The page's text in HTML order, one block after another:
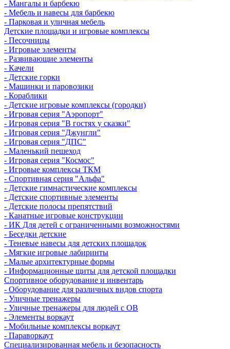
- Мангалы и барбекю
- Мебель и навесы для барбекю
- Парковая и уличная мебель
Детские площадки и игровые комплексы
- Песочницы
- Игровые элементы
- Развивающие элементы
- Качели
- Детские горки
- Машинки и паровозики
- Кораблики
- Детские игровые комплексы (городки)
- Игровая серия "Аэропорт"
- Игровая серия "В гостях у сказки"
- Игровая серия "Джунгли"
- Игровая серия "ДПС"
- Маленький пешеход
- Игровая серия "Космос"
- Игровые комплексы ТКМ
- Спортивная серия "Альфа"
- Детские гимнастические комплексы
- Детские спортивные элементы
- Детские полосы препятствий
- Канатные игровые конструкции
- ИК Для детей с ограниченными возможностями
- Беседки детские
- Теневые навесы для детских площадок
- Мягкие игровые лабиринты
- Малые архитектурные формы
- Информационные щиты для детской площадки
Спортивное оборудование и инвентарь
- Оборудование для различных видов спорта
- Уличные тренажеры
- Уличные тренажеры для людей с ОВ
- Элементы воркаут
- Мобильные комплексы воркаут
- Параворкаут
Cпециализированная мебель и безопасность